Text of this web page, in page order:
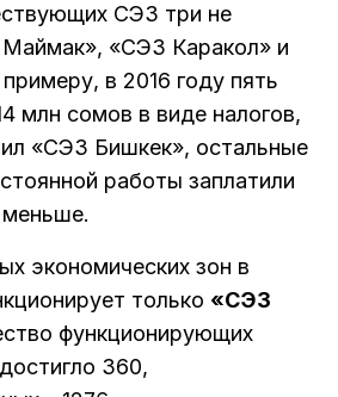
СЭЗ три не
«СЭЗ Каракол» и
в 2016 году пять
млн сомов в виде налогов,
«СЭЗ Бишкек», остальные
работы заплатили
меньше.
экономических зон в
только «СЭЗ
функционирующих
360,